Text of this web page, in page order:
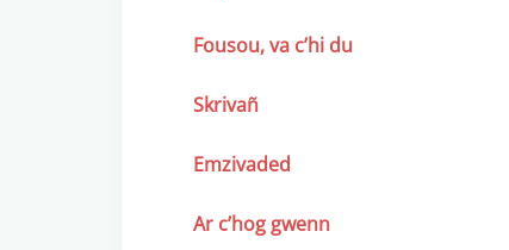
Fousou, va c’hi du
Skrivañ
Emzivaded
Ar c’hog gwenn